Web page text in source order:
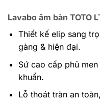
Lavabo âm bàn TOTO
Thiết kế elip sang
gàng & hiện đại.
Sứ cao cấp phủ
khuẩn.
Lỗ thoát tràn an